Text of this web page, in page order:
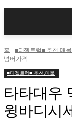
홈 ■디젤트럭■ 추천.매물
넘버가격
■디젤트럭■ 추천.매물
타타대우
윙바디시